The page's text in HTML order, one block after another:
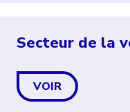
Secteur de la
VOIR